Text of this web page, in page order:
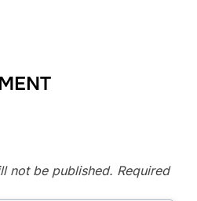
not be published. Required